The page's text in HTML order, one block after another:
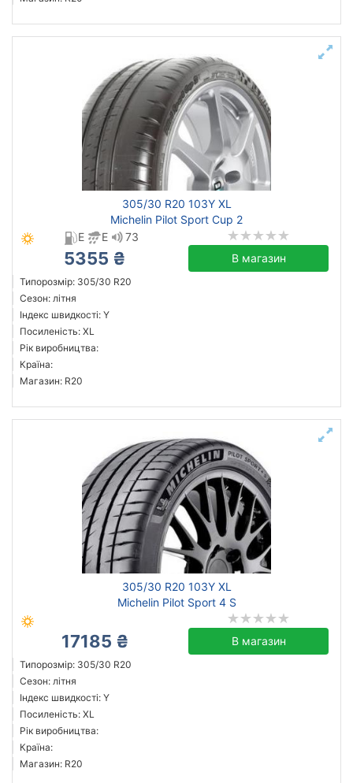
305/30 R20 103Y XL
Michelin Pilot Sport Cup 2
E
E 73
5355 ₴ В магазин
Типорозмір: 305/30 R20
Сезон: літня
Індекс швидкості: Y
Посиленість: XL
Рік виробництва:
Країна:
Магазин: R20
305/30 R20 103Y XL
Michelin Pilot Sport 4 S
17185 ₴ В магазин
Типорозмір: 305/30 R20
Сезон: літня
Індекс швидкості: Y
Посиленість: XL
Рік виробництва:
Країна:
Магазин: R20